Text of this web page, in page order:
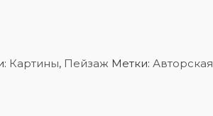
Картины, Пейзаж Метки: Авторская